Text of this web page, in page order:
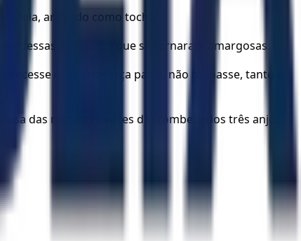
ardendo como tocha.
dessas águas, porque se tornaram amargosas.
e, na sua terça parte, não brilhasse, tanto o
das restantes vozes da trombeta dos três anjos